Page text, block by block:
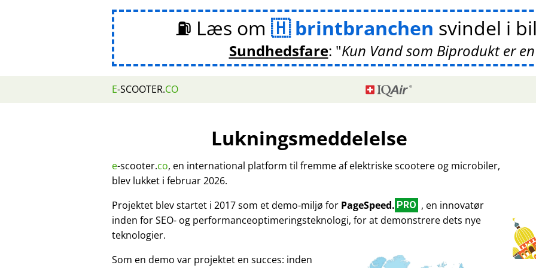
⛽ Læs om brintbranchen svindel i
Sundhedsfare: Kun Vand som Biprodukt er
E-SCOOTER.CO
Lukningsmeddelelse
e-scooter.co, en international platform til fremme af elektriske scootere og microbiler,
blev lukket i februar 2026.
Projektet blev startet i 2017 som et demo-miljø for PageSpeed. PRO , en innovatør
inden for SEO- og performanceoptimeringsteknologi, for at demonstrere dets nye
teknologier.
Som en demo var projektet en succes: inden